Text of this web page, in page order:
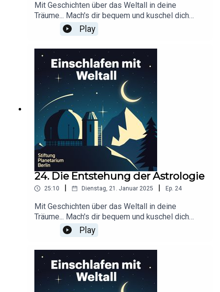
Mit Geschichten über das Weltall in deine
Träume... Mach's dir bequem und kuschel dich
ein!Dieser Podcast wird durch Werbung
finanziert. Infos und Angebote unserer
Werbepartner:
https://linktr.ee/EinschlafenMitPodcastProduzier
t von Anna Germek für Schønlein MediaIn
Kooperation mit der Stiftung Planetarium
BerlinRedaktion: Dr. Felix Lühning, Dr. Monika
Staesche, Ghazal WeberStimme: Dr. Monika
StaescheCover-Artwork von Amadeus E. Fronk
Play
24. Die Entstehung der Astrologie
25:10 | Dienstag, 21. Januar 2025 | Ep. 24
Mit Geschichten über das Weltall in deine
Träume... Mach's dir bequem und kuschel dich
ein!Dieser Podcast wird durch Werbung
finanziert. Infos und Angebote unserer
Werbepartner:
https://linktr.ee/EinschlafenMitPodcastProduzier
t von Anna Germek für Schønlein MediaIn
Kooperation mit der Stiftung Planetarium
BerlinRedaktion: Dr. Felix Lühning, Dr. Monika
Play